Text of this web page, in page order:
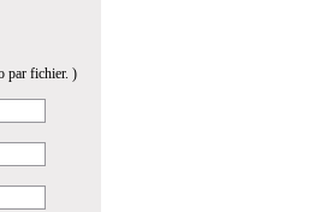
par fichier. )